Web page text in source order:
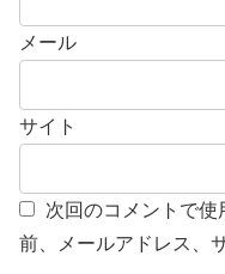
メール
サイト
次回のコメントで使
前、メールアドレス、